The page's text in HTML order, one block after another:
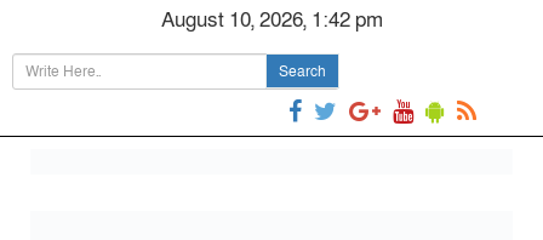
August 10, 2026, 1:42 pm
Search